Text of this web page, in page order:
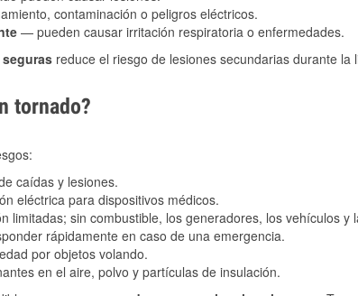
contaminación o peligros eléctricos.
— pueden causar irritación respiratoria o enfermedades.
reduce el riesgo de lesiones secundarias durante la
tornado?
caídas y lesiones.
eléctrica para dispositivos médicos.
limitadas; sin combustible, los generadores, los vehículos
rápidamente en caso de una emergencia.
por objetos volando.
en el aire, polvo y partículas de insulación.